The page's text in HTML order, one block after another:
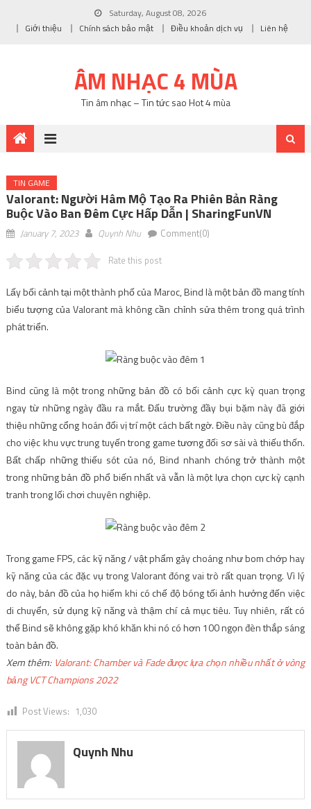
Saturday, August 08, 2026
Giới thiệu
Chính sách bảo mật Điều khoản dịch vụ Liên hệ
ÂM NHẠC 4 MÙA
Tin âm nhạc – Tin tức sao Hot 4 mùa
TIN GAME
Valorant: Người Hâm Mộ Tạo Ra Phiên Bản Ràng
Buộc Vào Ban Đêm Cực Hấp Dẫn | SharingFunVN
January 7, 2023 Quynh Nhu Comment(0)
Rate this post
Lấy bối cảnh tại một thành phố của Maroc, Bind là một bản đồ mang tính
biểu tượng của Valorant mà không cần chỉnh sửa thêm trong quá trình
phát triển.
Bind cũng là một trong những bản đồ có bối cảnh cực kỳ quan trọng
ngay từ những ngày đầu ra mắt. Đấu trường đầy bụi bặm này đã giới
thiệu những cổng hoán đổi vị trí một cách bất ngờ. Điều này cũng bù đắp
cho việc khu vực trung tuyến trong game tương đối sơ sài và thiếu thốn.
Bất chấp những thiếu sót của nó, Bind nhanh chóng trở thành một
trong những bản đồ phổ biến nhất và vẫn là một lựa chọn cực kỳ cạnh
tranh trong lối chơi chuyên nghiệp.
Trong game FPS, các kỹ năng / vật phẩm gây choáng như bom chớp hay
kỹ năng của các đặc vụ trong Valorant đóng vai trò rất quan trọng. Vì lý
do này, bản đồ của họ hiếm khi có chế độ bóng tối ảnh hưởng đến việc
di chuyển, sử dụng kỹ năng và thậm chí cả mục tiêu. Tuy nhiên, rất có
thể Bind sẽ không gặp khó khăn khi nó có hơn 100 ngọn đèn thắp sáng
toàn bản đồ.
Xem thêm: Valorant: Chamber và Fade được lựa chọn nhiều nhất ở vòng
bảng VCT Champions 2022
Post Views: 1,030
Quynh Nhu